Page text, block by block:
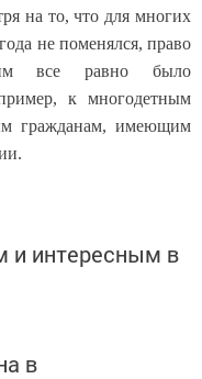
на то, что для многих
не поменялся, право
все равно было
к многодетным
гражданам, имеющим
и интересным в
в